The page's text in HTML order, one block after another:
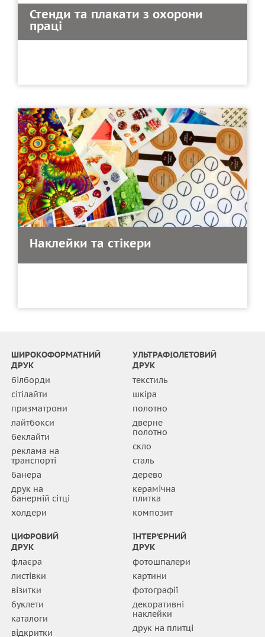
Стенди та плакати з охорони
праці
Наклейки та стікери
ШИРОКОФОРМАТНИЙ
ДРУК
білборди
сітілайти
призматрони
лайтбокси
беклайти
реклама на
транспорті
банера
друк на
банерній сітці
холдери
УЛЬТРАФІОЛЕТОВИЙ
ДРУК
текстиль
шкіра
полотно
дверне
полотно
скло
сталь
дерево
керамічна
плитка
композит
ЦИФРОВИЙ
ДРУК
флаєра
листівки
візитки
буклети
каталоги
відкритки
ІНТЕР’ЄРНИЙ
ДРУК
фотошпалери
картини
фотографії
декоративні
наклейки
друк на плитці